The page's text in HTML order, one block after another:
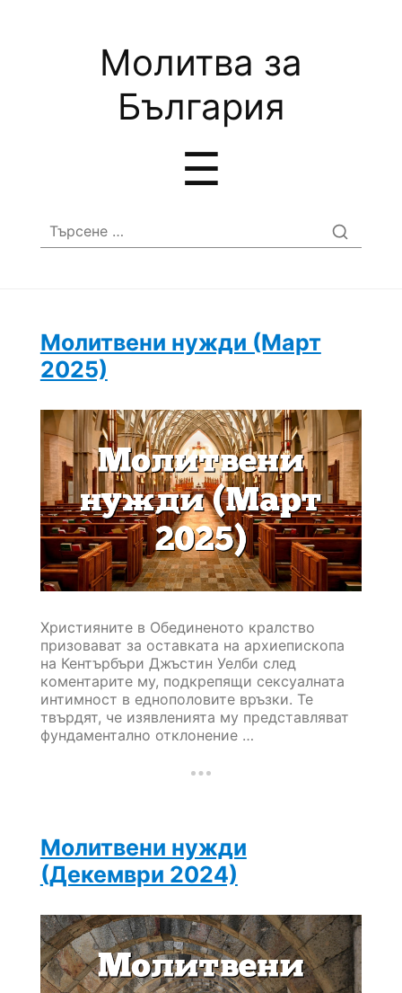
Молитва за
България
☰
Търсене
за:
Молитвени нужди (Март
2025)
Християните в Обединеното кралство
призовават за оставката на архиепископа
на Кентърбъри Джъстин Уелби след
коментарите му, подкрепящи сексуалната
интимност в еднополовите връзки. Те
твърдят, че изявленията му представляват
фундаментално отклонение …
Молитвени нужди
(Декември 2024)